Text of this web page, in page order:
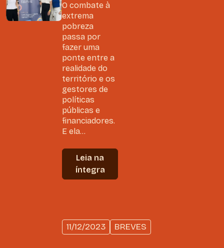
O combate à
extrema
pobreza
passa por
fazer uma
ponte entre a
realidade do
território e os
gestores de
políticas
públicas e
financiadores.
E ela...
Leia na
íntegra
11/12/2023 BREVES